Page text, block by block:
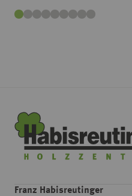
Franz Habisreutinger